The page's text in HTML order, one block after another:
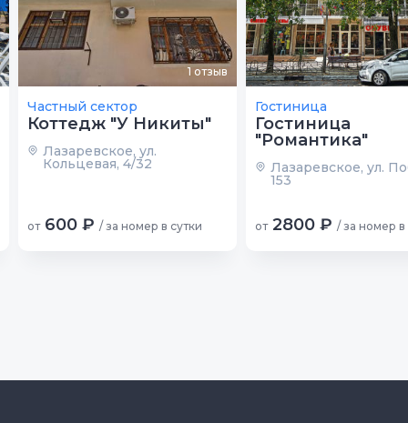
1 отзыв
Частный сектор
Коттедж "У Никиты"
Лазаревское, ул.
Кольцевая, 4/32
от 600 ₽ / за номер в сутки
Гостиница
Гостиница
"Романтика"
Лазаревское, ул.
153
от 2800 ₽ / за номер в